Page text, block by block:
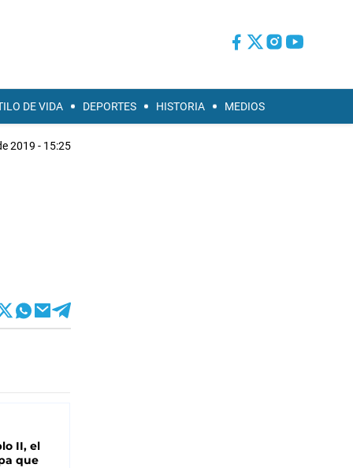
DE VIDA DEPORTES HISTORIA MEDIOS
2019 - 15:25
II, el
que